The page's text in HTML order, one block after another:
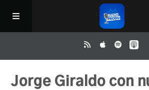
Inicio
Jorge Giraldo con